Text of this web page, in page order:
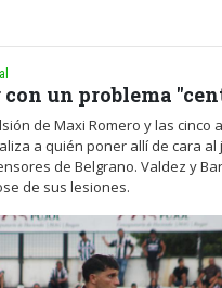
con un problema
de Maxi Romero y las cinco
a quién poner allí de cara al
de Belgrano. Valdez y
de sus lesiones.